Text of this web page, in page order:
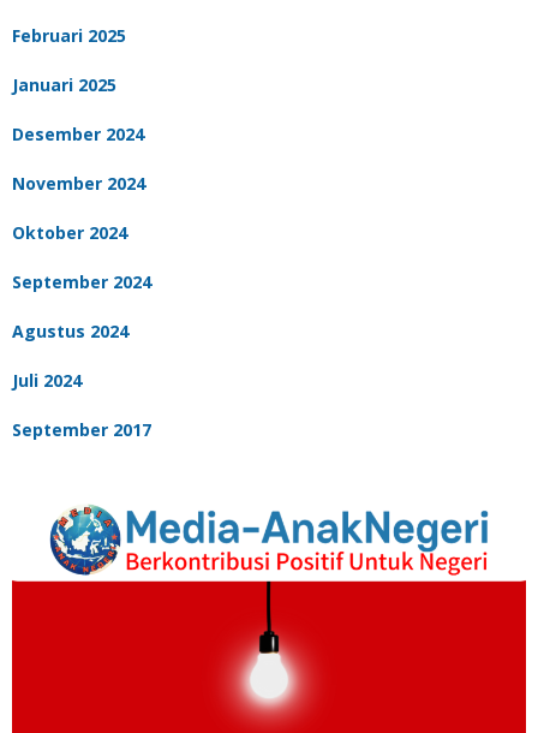
Februari 2025
Januari 2025
Desember 2024
November 2024
Oktober 2024
September 2024
Agustus 2024
Juli 2024
September 2017